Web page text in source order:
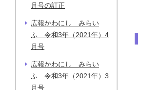
月号の訂正
広報かわにし みらい
ふ 令和3年（2021年）4
月号
広報かわにし みらい
ふ 令和3年（2021年）3
月号